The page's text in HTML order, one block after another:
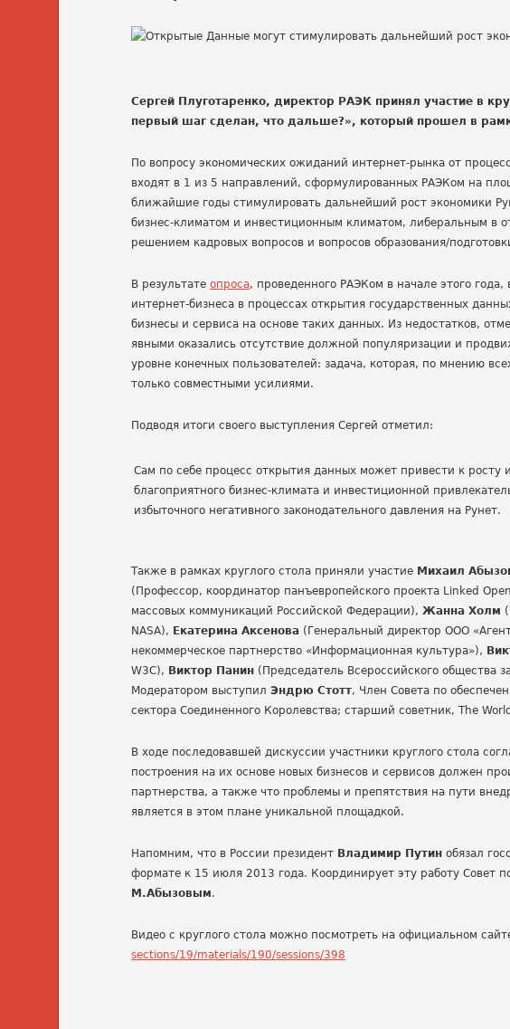
Сергей Плуготаренко, директор РАЭК принял участие в
первый шаг сделан, что дальше?», который прошел в
По вопросу экономических ожиданий интернет-рынка от
входят в 1 из 5 направлений, сформулированных РАЭКом на
ближайшие годы стимулировать дальнейший рост экономики
бизнес-климатом и инвестиционным климатом, либеральным в
решением кадровых вопросов и вопросов образования/
В результатеопроса, проведенного РАЭКом в начале этого
интернет-бизнеса в процессах открытия государственных
бизнесы и сервиса на основе таких данных. Из недостатков,
явными оказались отсутствие должной популяризации и
уровне конечных пользователей: задача, которая, по мнению
только совместными усилиями.
Подводя итоги своего выступления Сергей отметил:
Сам по себе процесс открытия данных может привести к росту
благоприятного бизнес-климата и инвестиционной
избыточного негативного законодательного давления на Рунет.
Также в рамках круглого стола приняли участие Михаил
(Профессор, координатор панъевропейского проекта Linked
массовых коммуникаций Российской Федерации),Жанна Холм
NASA), Екатерина Аксенова (Генеральный директор ООО
некоммерческое партнерство «Информационная культура»),
W3C), Виктор Панин (Председатель Всероссийского общества
Модератором выступилЭндрю Стотт, Член Совета по
сектора Соединенного Королевства; старший советник, The
В ходе последовавшей дискуссии участники круглого стола
построения на их основе новых бизнесов и сервисов должен
партнерства, а также что проблемы и препятствия на пути
является в этом плане уникальной площадкой.
Напомним, что в России президент Владимир Путинобязал
формате к 15 июля 2013 года. Координирует эту работу Совет
М.Абызовым.
Видео с круглого стола можно посмотреть на официальном
sections/19/materials/190/sessions/398